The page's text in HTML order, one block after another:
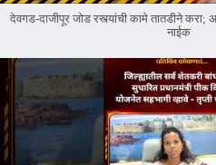
देवगड-दाजीपूर जोड रस्त्यांची कामे तातडीने करा;
नाईक